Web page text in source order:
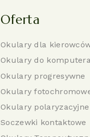
Oferta
Okulary dla
Okulary do komputera
Okulary progresywne
Okulary
Okulary polaryzacyjne
Soczewki kontaktowe